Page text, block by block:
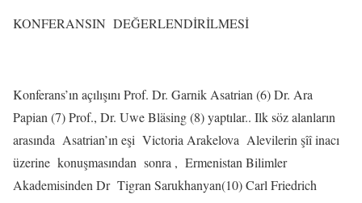
KONFERANSIN DEĞERLENDİRİLMESİ
Konferans’ın açılışını Prof. Dr. Garnik Asatrian (6) Dr. Ara
Papian (7) Prof., Dr. Uwe Bläsing (8) yaptılar.. Ilk söz alanların
arasında Asatrian’ın eşi Victoria Arakelova Alevilerin şîî inacı
üzerine konuşmasından sonra , Ermenistan Bilimler
Akademisinden Dr Tigran Sarukhanyan(10) Carl Friedrich